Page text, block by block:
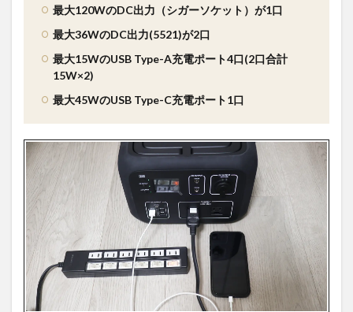
最大120WのDC出力（シガーソケット）が1口
最大36WのDC出力(5521)が2口
最大15WのUSB Type-A充電ポート4口(2口合計
15W×2)
最大45WのUSB Type-C充電ポート1口